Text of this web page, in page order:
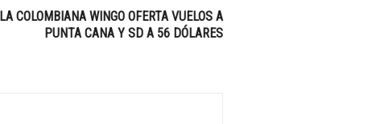
LA COLOMBIANA WINGO OFERTA VUELOS A
PUNTA CANA Y SD A 56 DÓLARES